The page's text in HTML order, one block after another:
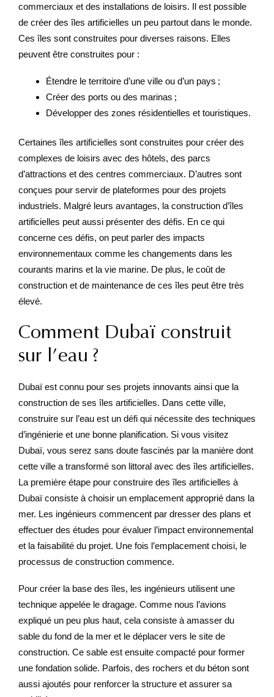
commerciaux et des installations de loisirs. Il est possible
de créer des îles artificielles un peu partout dans le monde.
Ces îles sont construites pour diverses raisons. Elles
peuvent être construites pour :
Étendre le territoire d’une ville ou d’un pays ;
Créer des ports ou des marinas ;
Développer des zones résidentielles et touristiques.
Certaines îles artificielles sont construites pour créer des
complexes de loisirs avec des hôtels, des parcs
d’attractions et des centres commerciaux. D’autres sont
conçues pour servir de plateformes pour des projets
industriels. Malgré leurs avantages, la construction d’îles
artificielles peut aussi présenter des défis. En ce qui
concerne ces défis, on peut parler des impacts
environnementaux comme les changements dans les
courants marins et la vie marine. De plus, le coût de
construction et de maintenance de ces îles peut être très
élevé.
Comment Dubaï construit
sur l’eau ?
Dubaï est connu pour ses projets innovants ainsi que la
construction de ses îles artificielles. Dans cette ville,
construire sur l’eau est un défi qui nécessite des techniques
d’ingénierie et une bonne planification. Si vous visitez
Dubaï, vous serez sans doute fascinés par la manière dont
cette ville a transformé son littoral avec des îles artificielles.
La première étape pour construire des îles artificielles à
Dubaï consiste à choisir un emplacement approprié dans la
mer. Les ingénieurs commencent par dresser des plans et
effectuer des études pour évaluer l’impact environnemental
et la faisabilité du projet. Une fois l’emplacement choisi, le
processus de construction commence.
Pour créer la base des îles, les ingénieurs utilisent une
technique appelée le dragage. Comme nous l’avions
expliqué un peu plus haut, cela consiste à amasser du
sable du fond de la mer et le déplacer vers le site de
construction. Ce sable est ensuite compacté pour former
une fondation solide. Parfois, des rochers et du béton sont
aussi ajoutés pour renforcer la structure et assurer sa